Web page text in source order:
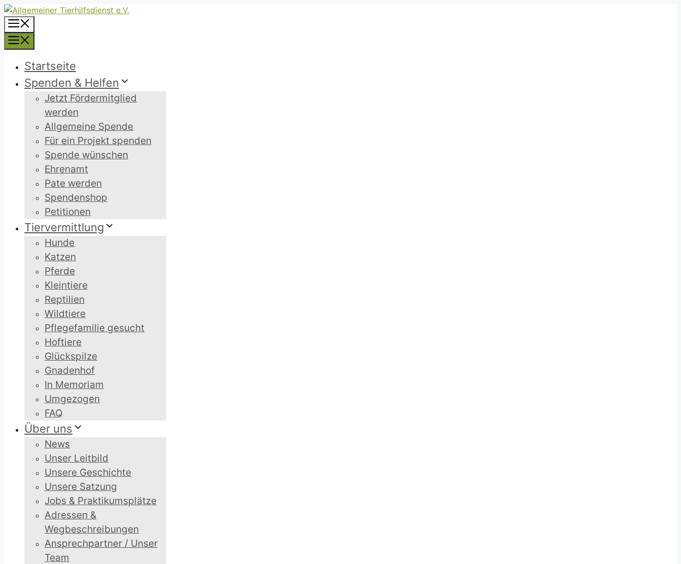
Zum
Inhalt
springen
Startseite
Spenden & Helfen
Jetzt Fördermitglied
werden
Allgemeine Spende
Für ein Projekt spenden
Spende wünschen
Ehrenamt
Pate werden
Spendenshop
Petitionen
Tiervermittlung
Hunde
Katzen
Pferde
Kleintiere
Reptilien
Wildtiere
Pflegefamilie gesucht
Hoftiere
Glückspilze
Gnadenhof
In Memoriam
Umgezogen
FAQ
Über uns
News
Unser Leitbild
Unsere Geschichte
Unsere Satzung
Jobs & Praktikumsplätze
Adressen &
Wegbeschreibungen
Ansprechpartner / Unser
Team